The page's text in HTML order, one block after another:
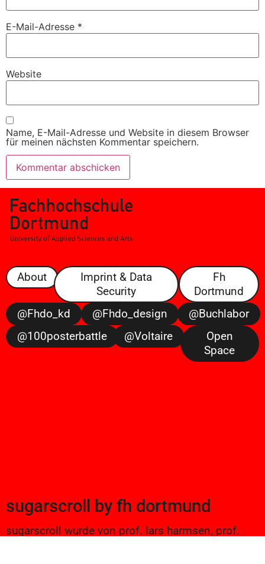
E-Mail-Adresse *
Website
Name, E-Mail-Adresse und Website in diesem Browser
für meinen nächsten Kommentar speichern.
About
Imprint & Data
Security
Fh
Dortmund
@fhdo_kd
@fhdo_design
@buchlabor
@100posterbattle
@voltaire
Open
Space
sugarscroll by fh dortmund
sugarscroll wurde von prof. lars harmsen, prof.